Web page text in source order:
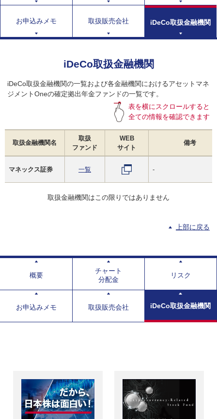
お申込みメモ 取扱販売会社 iDeCo取扱金融機関
iDeCo取扱金融機関
iDeCo取扱金融機関の一覧および各金融機関におけるアセットマネ
ジメントOneの確定拠出年金ファンドの一覧です。
表を横にスクロールすると
全ての情報を確認できます
取扱金融機関名
取扱
ファンド
WEB
サイト
備考
マネックス証券 一覧 -
取扱金融機関はこの限りではありません
上部に戻る
概要
チャート
分配金
リスク
お申込みメモ 取扱販売会社 iDeCo取扱金融機関